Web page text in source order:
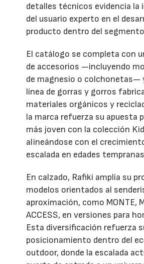
detalles técnicos evidencia la
del usuario experto en el
producto dentro del
El catálogo se completa con
de accesorios —incluyendo
de magnesio o colchonetas—
línea de gorras y gorros
materiales orgánicos y
la marca refuerza su apuesta
más joven con la colección
alineándose con el
escalada en edades
En calzado, Rafiki amplía su
modelos orientados al
aproximación, como MONTE,
ACCESS, en versiones para
Esta diversificación refuerza
posicionamiento dentro del
outdoor, donde la escalada